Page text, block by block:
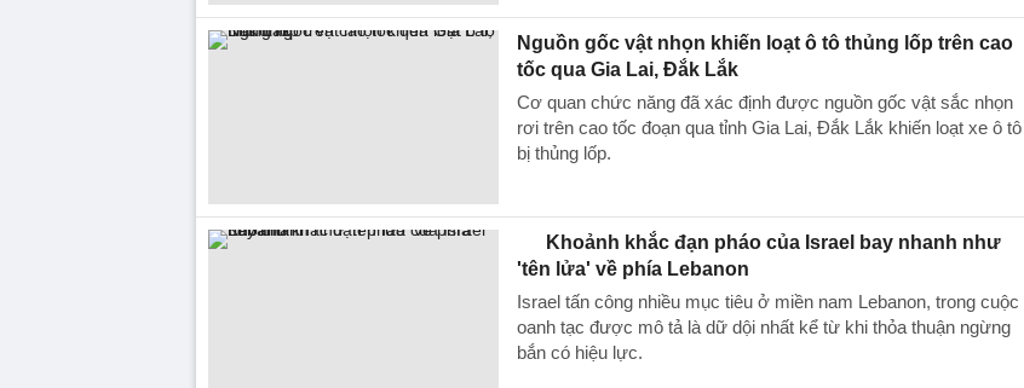
Nguồn gốc vật nhọn khiến loạt ô tô thủng lốp trên cao
tốc qua Gia Lai, Đắk Lắk
Cơ quan chức năng đã xác định được nguồn gốc vật sắc nhọn
rơi trên cao tốc đoạn qua tỉnh Gia Lai, Đắk Lắk khiến loạt xe ô tô
bị thủng lốp.
Khoảnh khắc đạn pháo của Israel bay nhanh như
'tên lửa' về phía Lebanon
Israel tấn công nhiều mục tiêu ở miền nam Lebanon, trong cuộc
oanh tạc được mô tả là dữ dội nhất kể từ khi thỏa thuận ngừng
bắn có hiệu lực.